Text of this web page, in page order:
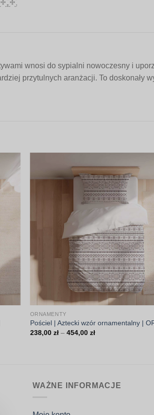
wnosi do sypialni nowoczesny i
przytulnych aranżacji. To doskonały
ORNAMENTY
Pościel | Aztecki wzór ornamentalny |
238,00 zł – 454,00 złZakres
WAŻNE INFORMACJE